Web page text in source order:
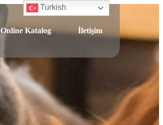
Online Katalog İletişim
Turkish